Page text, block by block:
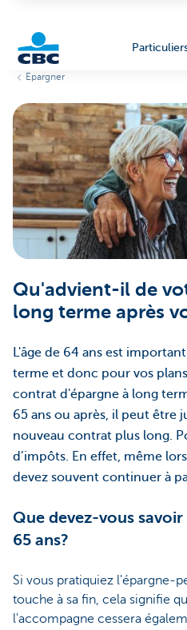
Epargner
Qu'advient-il de
long terme après
L'âge de 64 ans est
terme et donc pour vos
contrat d'épargne à long
65 ans ou après, il peut être
nouveau contrat plus long.
d’impôts. En effet, même
devez souvent continuer à
Que devez-vous
65 ans?
Si vous pratiquiez l'épargne-
touche à sa fin, cela signifie
l'accompagne cessera